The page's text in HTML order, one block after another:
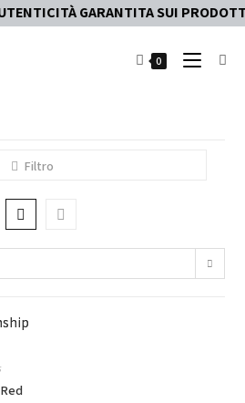
GARANTITA SUI
0
Filtro